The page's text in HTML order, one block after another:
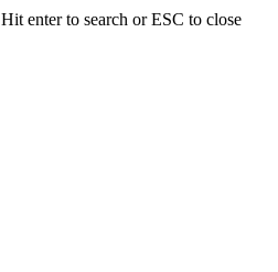
Hit enter to search or ESC to close